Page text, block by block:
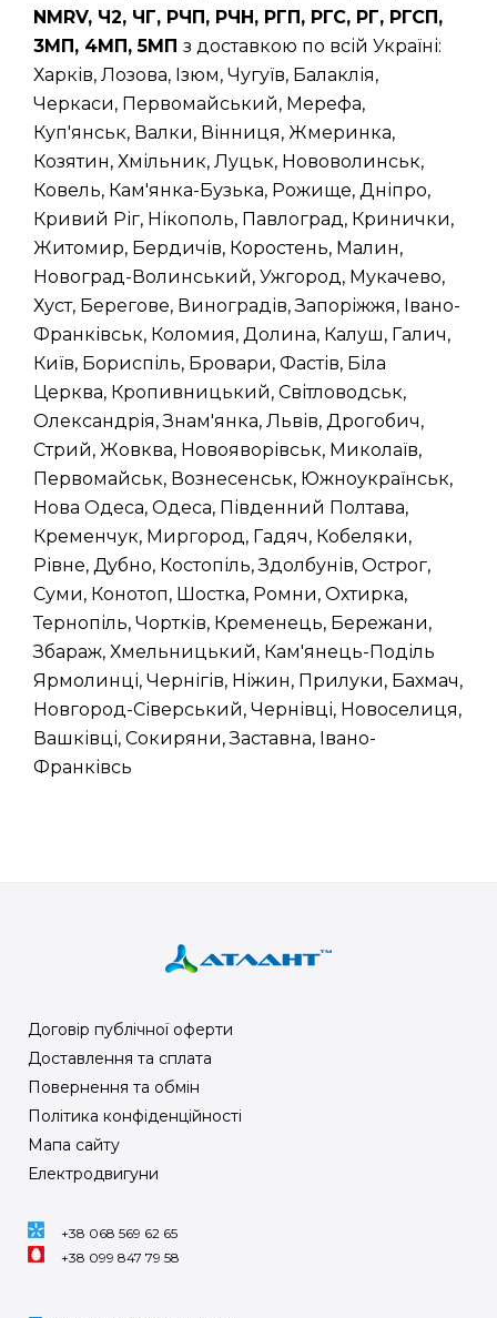
NMRV, Ч2, ЧГ, РЧП, РЧН, РГП, РГС, РГ, РГСП,
3МП, 4МП, 5МП з доставкою по всій Україні:
Харків, Лозова, Ізюм, Чугуїв, Балаклія,
Черкаси, Первомайський, Мерефа,
Куп'янськ, Валки, Вінниця, Жмеринка,
Козятин, Хмільник, Луцьк, Нововолинськ,
Ковель, Кам'янка-Бузька, Рожище, Дніпро,
Кривий Ріг, Нікополь, Павлоград, Кринички,
Житомир, Бердичів, Коростень, Малин,
Новоград-Волинський, Ужгород, Мукачево,
Хуст, Берегове, Виноградів, Запоріжжя, Івано-
Франківськ, Коломия, Долина, Калуш, Галич,
Київ, Бориспіль, Бровари, Фастів, Біла
Церква, Кропивницький, Світловодськ,
Олександрія, Знам'янка, Львів, Дрогобич,
Стрий, Жовква, Новояворівськ, Миколаїв,
Первомайськ, Вознесенськ, Южноукраїнськ,
Нова Одеса, Одеса, Південний Полтава,
Кременчук, Миргород, Гадяч, Кобеляки,
Рівне, Дубно, Костопіль, Здолбунів, Острог,
Суми, Конотоп, Шостка, Ромни, Охтирка,
Тернопіль, Чортків, Кременець, Бережани,
Збараж, Хмельницький, Кам'янець-Поділь
Ярмолинці, Чернігів, Ніжин, Прилуки, Бахмач,
Новгород-Сіверський, Чернівці, Новоселиця,
Вашківці, Сокиряни, Заставна, Івано-
Франківсь
Договір публічної оферти
Доставлення та сплата
Повернення та обмін
Політика конфіденційності
Мапа сайту
Електродвигуни
+38 068 569 62 65
+38 099 847 79 58